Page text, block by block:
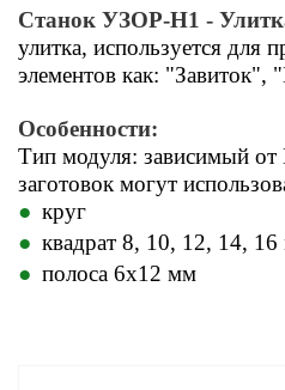
Станок УЗОР-Н1 -
улитка, используется для
элементов как:
Особенности:
Тип модуля: зависимый
заготовок могут
круг
квадрат 8, 10, 12, 14,
полоса 6x12 мм